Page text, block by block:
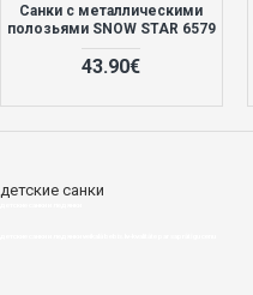
детские санки
Санки с металлическими
полозьями SNOW STAR 6579
43.90€